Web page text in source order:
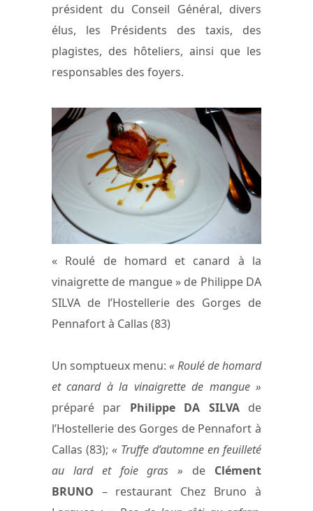
président du Conseil Général, divers
élus, les Présidents des taxis, des
plagistes, des hôteliers, ainsi que les
responsables des foyers.
« Roulé de homard et canard à la
vinaigrette de mangue » de Philippe DA
SILVA de l’Hostellerie des Gorges de
Pennafort à Callas (83)
Un somptueux menu: « Roulé de homard
et canard à la vinaigrette de mangue »
préparé par Philippe DA SILVAde
l’Hostellerie des Gorges de Pennafort à
Callas (83); « Truffe d’automne en feuilleté
au lard et foie gras » de Clément
BRUNO – restaurant Chez Bruno à